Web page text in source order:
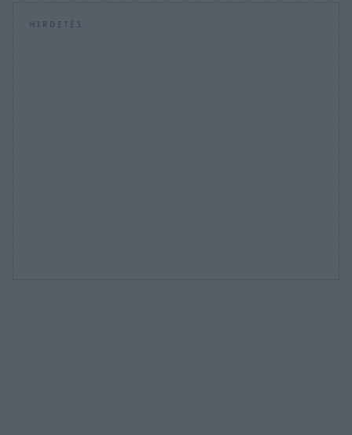
HIRDETÉS